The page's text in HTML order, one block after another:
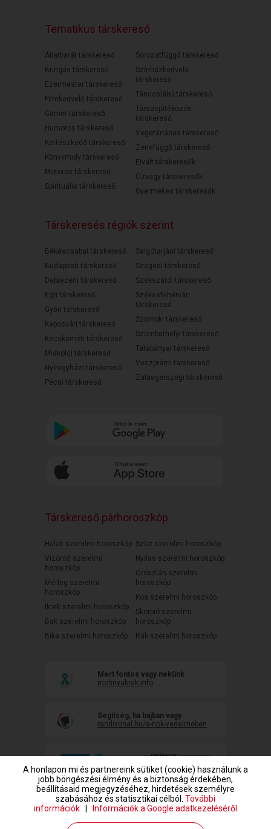
Tematikus társkereső
Állatbarát társkereső
Bringás társkereső
Ezermester társkereső
Filmkedvelő társkereső
Gamer társkereső
Humoros társkereső
Kertészkedő társkereső
Könyvmoly társkereső
Motoros társkereső
Spirituális társkereső
Sorozatfüggő társkereső
Színházkedvelő
társkereső
Táncoslábú társkereső
Társasjátékozós
társkereső
Vegetáriánus társkereső
Zenefüggő társkereső
Elvált társkeresők
Özvegy társkeresők
Gyermekes társkeresők
Társkeresés régiók szerint
Békéscsabai társkereső
Budapesti társkereső
Debreceni társkereső
Egri társkereső
Győri társkereső
Kaposvári társkereső
Kecskeméti társkereső
Miskolci társkereső
Nyíregyházi társkereső
Pécsi társkereső
Salgótarjáni társkereső
Szegedi társkereső
Szekszárdi társkereső
Székesfehérvári
társkereső
Szolnoki társkereső
Szombathelyi társkereső
Tatabányai társkereső
Veszprémi társkereső
Zalaegerszegi társkereső
Társkereső párhoroszkóp
Halak szerelmi horoszkóp
Vízöntő szerelmi
horoszkóp
Mérleg szerelmi
horoszkóp
Ikrek szerelmi horoszkóp
Bak szerelmi horoszkóp
Bika szerelmi horoszkóp
Szűz szerelmi horoszkóp
Nyilas szerelmi horoszkóp
Oroszlán szerelmi
horoszkóp
Kos szerelmi horoszkóp
Skorpió szerelmi
horoszkóp
Rák szerelmi horoszkóp
Mert fontos vagy nekünk
mehnyakrak.info
Segítség, ha bajban vagy
randivonal.hu/a-nok-vedelmeben
A honlapon mi és partnereink sütiket (cookie) használunk a
jobb böngészési élmény és a biztonság érdekében,
beállításaid megjegyzéséhez, hirdetések személyre
szabásához és statisztikai célból. További
információk
Információk a Google adatkezeléséről